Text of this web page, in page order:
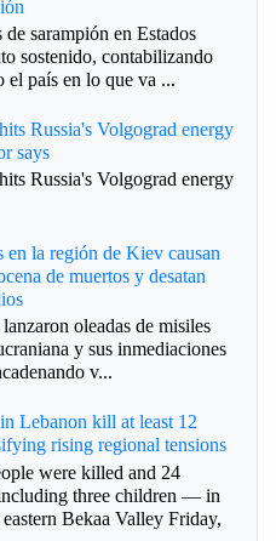
sarampión en Estados
sostenido, contabilizando
el país en lo que va ...
Russia's Volgograd energy
says
Russia's Volgograd energy
en la región de Kiev causan
de muertos y desatan
lanzaron oleadas de misiles
y sus inmediaciones
v...
Lebanon kill at least 12
rising regional tensions
were killed and 24
three children — in
Bekaa Valley Friday,